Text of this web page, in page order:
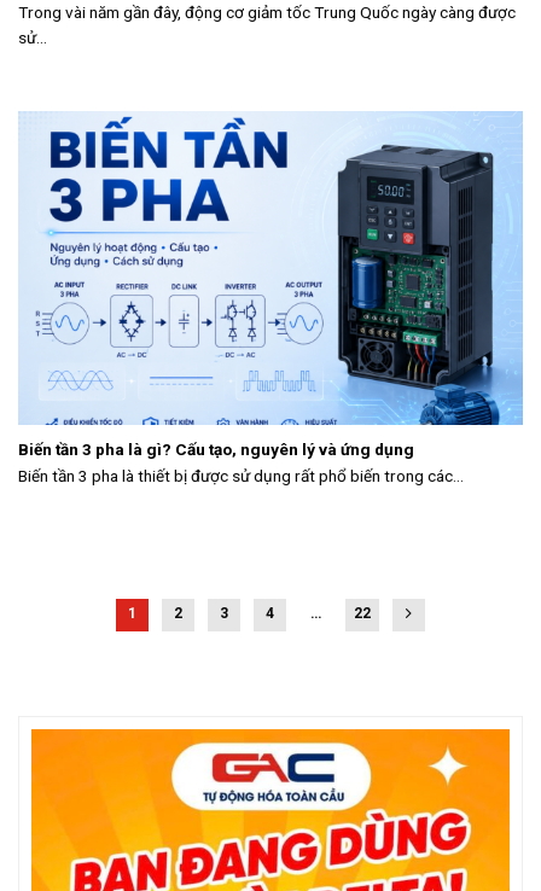
Trong vài năm gần đây, động cơ giảm tốc Trung Quốc ngày càng được
sử...
Biến tần 3 pha là gì? Cấu tạo, nguyên lý và ứng dụng
Biến tần 3 pha là thiết bị được sử dụng rất phổ biến trong các...
1 2 3 4 … 22